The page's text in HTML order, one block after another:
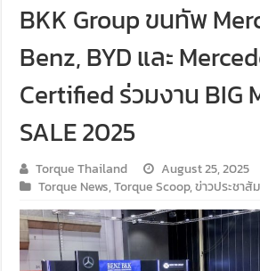
BKK Group ขนทัพ
Benz, BYD และ
Certified ร่วมงาน BIG
SALE 2025
Torque Thailand
August 25, 2025
Torque News,Torque Scoop,ข่าวประชาสั